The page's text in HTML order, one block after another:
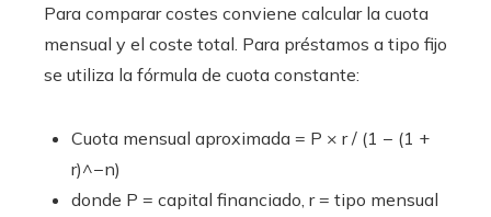
Para comparar costes conviene calcular la cuota
mensual y el coste total. Para préstamos a tipo fijo
se utiliza la fórmula de cuota constante:
Cuota mensual aproximada = P × r / (1 − (1 +
r)^−n)
donde P = capital financiado, r = tipo mensual